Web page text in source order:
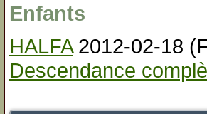
Enfants
HALFA2012-02-18
Descendance